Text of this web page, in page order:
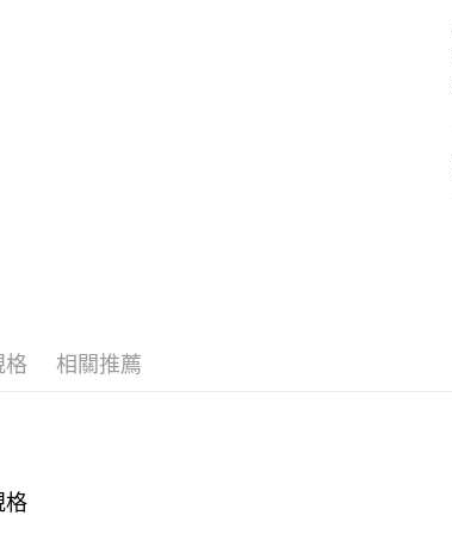
格 相關推薦
格